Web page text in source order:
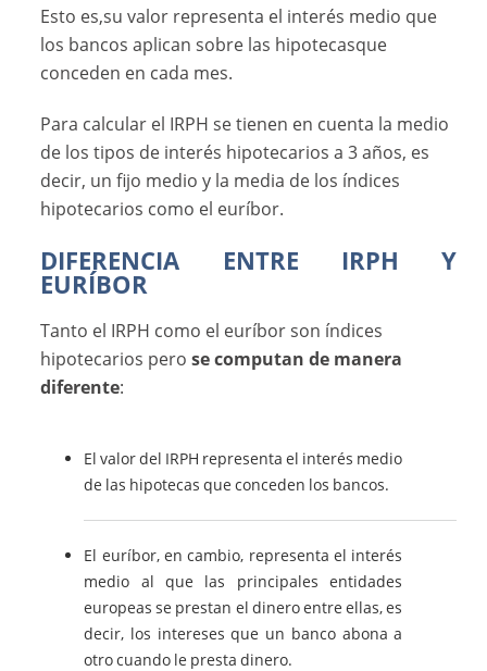
Esto es,su valor representa el interés medio que
los bancos aplican sobre las hipotecasque
conceden en cada mes.
Para calcular el IRPH se tienen en cuenta la medio
de los tipos de interés hipotecarios a 3 años, es
decir, un fijo medio y la media de los índices
hipotecarios como el euríbor.
DIFERENCIA ENTRE IRPH Y
EURÍBOR
Tanto el IRPH como el euríbor son índices
hipotecarios perose computan de manera
diferente:
El valor del IRPH representa el interés medio
de las hipotecas que conceden los bancos.
El euríbor, en cambio, representa el interés
medio al que las principales entidades
europeas se prestan el dinero entre ellas, es
decir, los intereses que un banco abona a
otro cuando le presta dinero.